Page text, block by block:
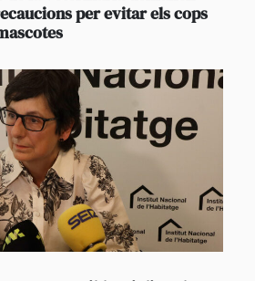
per evitar els cops